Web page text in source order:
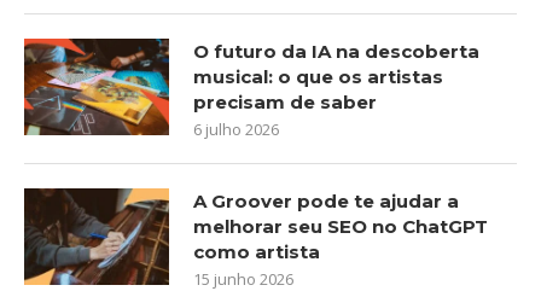
O futuro da IA na descoberta
musical: o que os artistas
precisam de saber
6 julho 2026
A Groover pode te ajudar a
melhorar seu SEO no ChatGPT
como artista
15 junho 2026